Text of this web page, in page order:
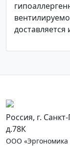
Россия, г.
д.78К
ООО «Эргономика